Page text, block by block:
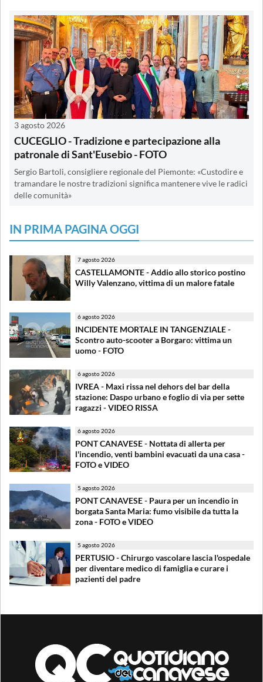
3 agosto 2026
CUCEGLIO - Tradizione e partecipazione alla
patronale di Sant'Eusebio - FOTO
Sergio Bartoli, consigliere regionale del Piemonte: «Custodire e
tramandare le nostre tradizioni significa mantenere vive le radici
delle comunità»
IN PRIMA PAGINA OGGI
7 agosto 2026
CASTELLAMONTE - Addio allo storico postino
Willy Valenzano, vittima di un malore fatale
6 agosto 2026
INCIDENTE MORTALE IN TANGENZIALE -
Scontro auto-scooter a Borgaro: vittima un
uomo - FOTO
6 agosto 2026
IVREA - Maxi rissa nel dehors del bar della
stazione: Daspo urbano e foglio di via per sette
ragazzi - VIDEO RISSA
6 agosto 2026
PONT CANAVESE - Nottata di allerta per
l'incendio, venti bambini evacuati da una casa -
FOTO e VIDEO
5 agosto 2026
PONT CANAVESE - Paura per un incendio in
borgata Santa Maria: fumo visibile da tutta la
zona - FOTO e VIDEO
5 agosto 2026
PERTUSIO - Chirurgo vascolare lascia l'ospedale
per diventare medico di famiglia e curare i
pazienti del padre